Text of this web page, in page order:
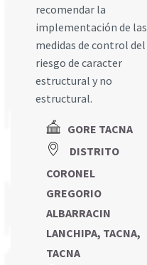
recomendar la
implementación de las
medidas de control del
riesgo de caracter
estructural y no
estructural.
GORE TACNA
DISTRITO
CORONEL
GREGORIO
ALBARRACIN
LANCHIPA, TACNA,
TACNA